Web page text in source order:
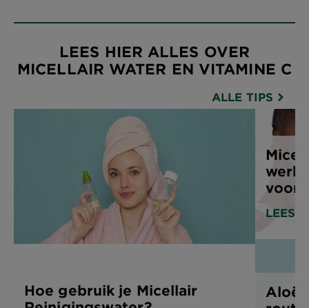
LEES HIER ALLES OVER
MICELLAIR WATER EN VITAMINE C
ALLE TIPS
Hoe gebruik je Micellair
LEES
Aloë